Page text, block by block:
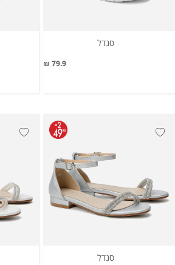
סנדל
79.9 ₪
סנדל